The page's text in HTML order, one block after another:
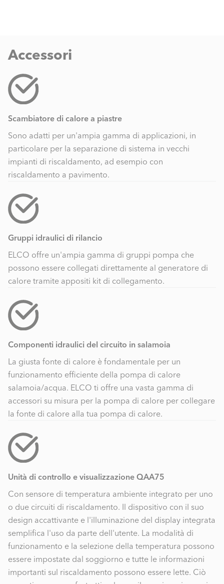
Accessori
Scambiatore di calore a piastre
Sono adatti per un'ampia gamma di applicazioni, in
particolare per la separazione di sistema in vecchi
impianti di riscaldamento, ad esempio con
riscaldamento a pavimento.
Gruppi idraulici di rilancio
ELCO offre un'ampia gamma di gruppi pompa che
possono essere collegati direttamente al generatore di
calore tramite appositi kit di collegamento.
Componenti idraulici del circuito in salamoia
La giusta fonte di calore è fondamentale per un
funzionamento efficiente della pompa di calore
salamoia/acqua. ELCO ti offre una vasta gamma di
accessori su misura per la pompa di calore per collegare
la fonte di calore alla tua pompa di calore.
Unità di controllo e visualizzazione QAA75
Con sensore di temperatura ambiente integrato per uno
o due circuiti di riscaldamento. Il dispositivo con il suo
design accattivante e l'illuminazione del display integrata
semplifica l'uso da parte dell'utente. La modalità di
funzionamento e la selezione della temperatura possono
essere impostate dal soggiorno e tutte le informazioni
importanti sul riscaldamento possono essere lette. Ciò